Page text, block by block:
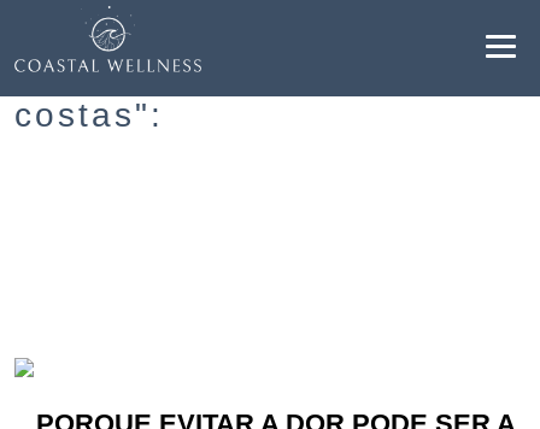
Resultados para "Dor nas
costas":